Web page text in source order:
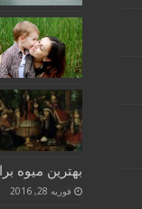
بهترین میوه
فوریه 28, 2016